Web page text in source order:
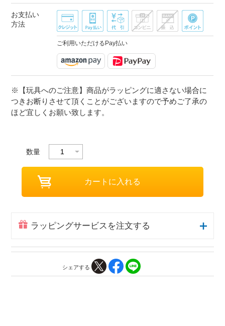
お支払い
方法
ご利用いただけるPay払い
※【玩具へのご注意】商品がラッピングに適さない場合に
つきお断りさせて頂くことがございますので予めご了承の
ほど宜しくお願い致します。
数量
ラッピングサービスを注文する
シェアする